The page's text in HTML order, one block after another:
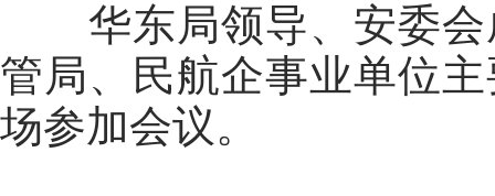
华东局领导、安委会
管局、民航企事业单位
场参加会议。